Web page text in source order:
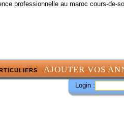
professionnelle au maroc cours-de-
AJOUTER VOS
Login :